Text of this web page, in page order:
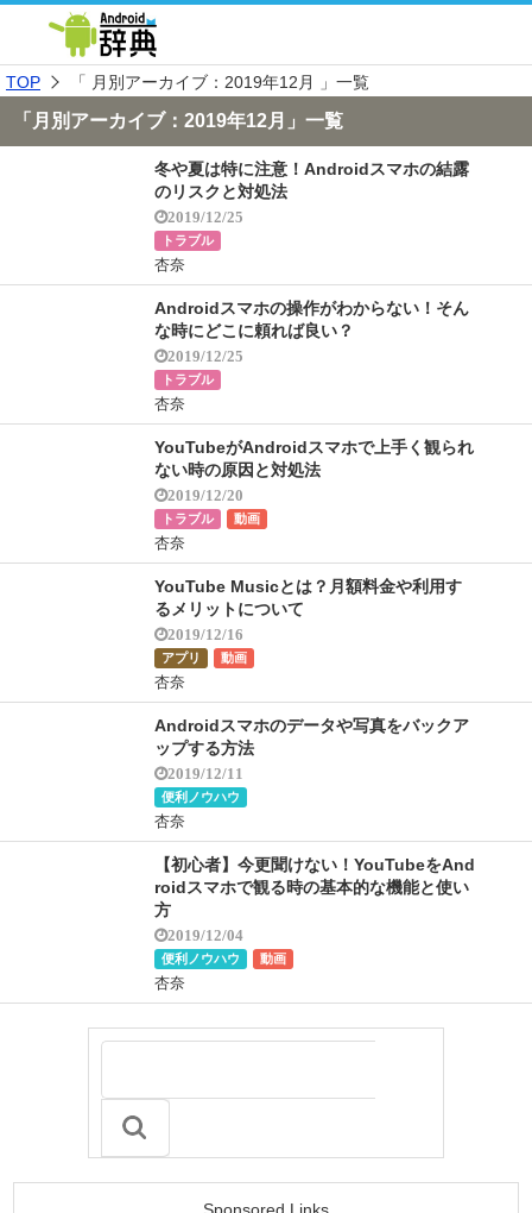
TOP 「 月別アーカイブ：2019年12月 」一覧
「月別アーカイブ：2019年12月」一覧
冬や夏は特に注意！Androidスマホの結露
のリスクと対処法
2019/12/25
トラブル
杏奈
Androidスマホの操作がわからない！そん
な時にどこに頼れば良い？
2019/12/25
トラブル
杏奈
YouTubeがAndroidスマホで上手く観られ
ない時の原因と対処法
2019/12/20
トラブル 動画
杏奈
YouTube Musicとは？月額料金や利用す
るメリットについて
2019/12/16
アプリ 動画
杏奈
Androidスマホのデータや写真をバックア
ップする方法
2019/12/11
便利ノウハウ
杏奈
【初心者】今更聞けない！YouTubeをAnd
roidスマホで観る時の基本的な機能と使い
方
2019/12/04
便利ノウハウ 動画
杏奈